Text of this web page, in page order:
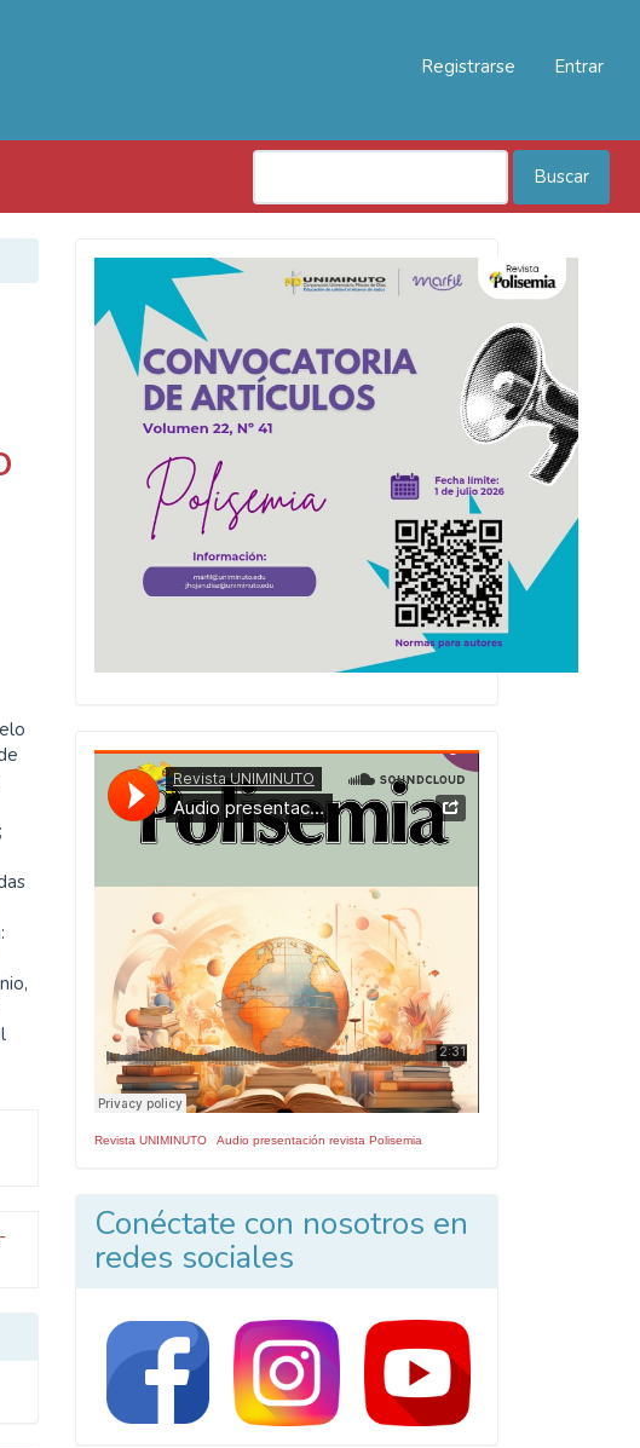
Registrarse Entrar
Buscar
Convocatoria
Polisemia
2026
Presentacion
Numero
Revista UNIMINUTO · Audio presentación revista Polisemia
Conéctate con nosotros en
redes sociales